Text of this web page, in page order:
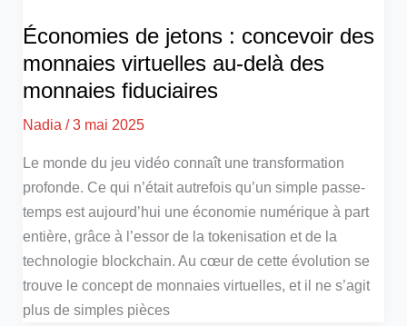
Économies de jetons : concevoir des
monnaies virtuelles au-delà des
monnaies fiduciaires
Nadia/3 mai 2025
Le monde du jeu vidéo connaît une transformation
profonde. Ce qui n’était autrefois qu’un simple passe-
temps est aujourd’hui une économie numérique à part
entière, grâce à l’essor de la tokenisation et de la
technologie blockchain. Au cœur de cette évolution se
trouve le concept de monnaies virtuelles, et il ne s’agit
plus de simples pièces